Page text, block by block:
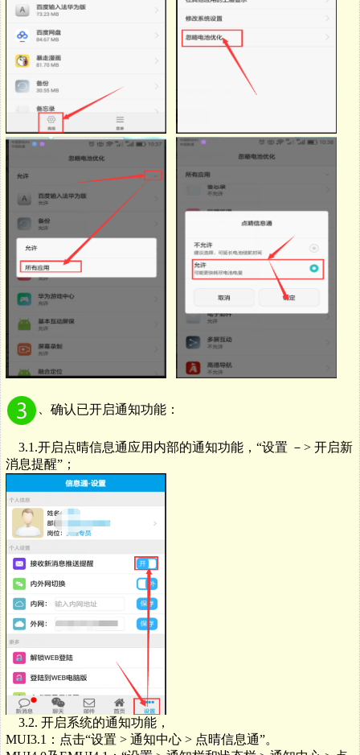
确认已开启通知功能：
3.1.开启点晴信息通应用内部的通知功能， “设置 －> 开启新
消息提醒” ；
3.2. 开启系统的通知功能，
MUI3.1 ：点击“设置 > 通知中心 > 点晴信息通”。